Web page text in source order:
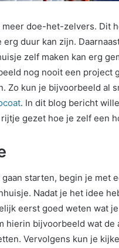
doe-het-zelvers. Dit
duur kan zijn.
zelf maken kan erg
nog nooit een project
Zo kun je bijvoorbeeld al
. In dit blog bericht
gezet hoe je zelf een
starten, begin je met
Nadat je het idee
eerst goed weten wat
hierin bijvoorbeeld wat
Vervolgens kun je